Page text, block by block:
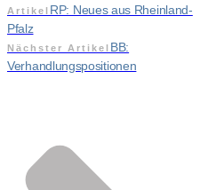
Artikel RP: Neues aus Rheinland-
Pfalz
Nächster Artikel BB:
Verhandlungspositionen